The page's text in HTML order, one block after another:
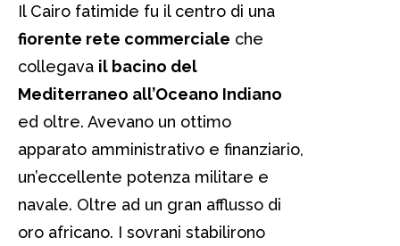
Il Cairo fatimide fu il centro di una
fiorente rete commerciale che
collegava il bacino del
Mediterraneo all’Oceano Indiano
ed oltre. Avevano un ottimo
apparato amministrativo e finanziario,
un’eccellente potenza militare e
navale. Oltre ad un gran afflusso di
oro africano. I sovrani stabilirono